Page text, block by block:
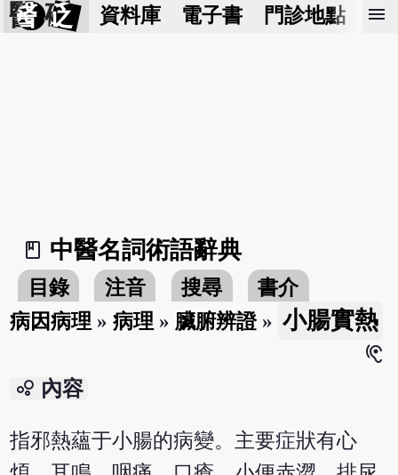
醫 砭 資料庫 電子書 門診地點 預
menu
book_2
中醫名詞術語辭典
目錄 注音 搜尋
書介
病因病理 »病理 » 臟腑辨證» 小腸實熱
hearing
bubble_chart 內容
指邪熱蘊于小腸的病變。主要症狀有心